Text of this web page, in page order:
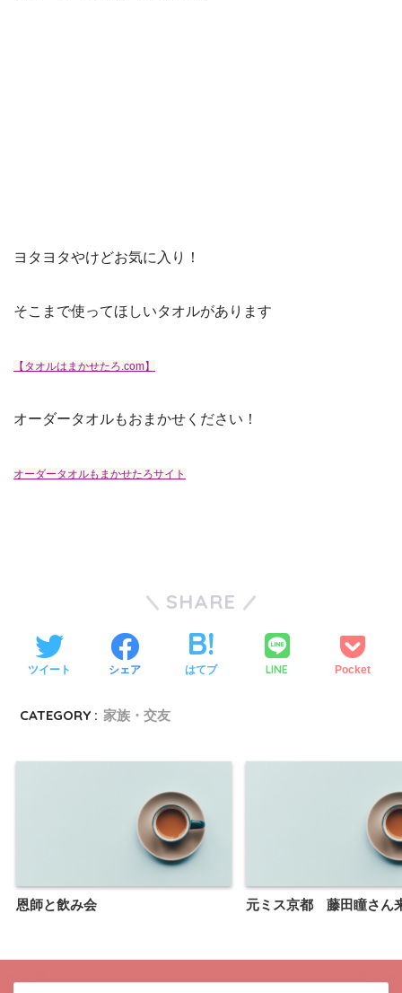
ヨタヨタやけどお気に入り！
そこまで使ってほしいタオルがあります
【タオルはまかせたろ.com】
オーダータオルもおまかせください！
オーダータオルもまかせたろサイト
SHARE
ツイート シェア はてブ LINE Pocket
CATEGORY : 家族・交友
恩師と飲み会 元ミス京都 藤田瞳さん